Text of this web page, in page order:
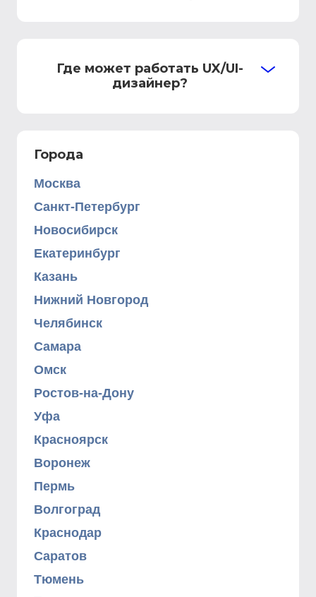
Где может работать UX/UI-
дизайнер?
Города
Москва
Санкт-Петербург
Новосибирск
Екатеринбург
Казань
Нижний Новгород
Челябинск
Самара
Омск
Ростов-на-Дону
Уфа
Красноярск
Воронеж
Пермь
Волгоград
Краснодар
Саратов
Тюмень